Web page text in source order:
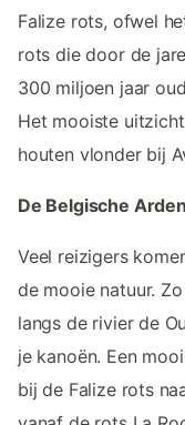
Falize rots, ofwel
rots die door de
300 miljoen jaar
Het mooiste
houten vlonder bij
De Belgische
Veel reizigers
de mooie natuur.
langs de rivier de
je kanoën. Een
bij de Falize rots